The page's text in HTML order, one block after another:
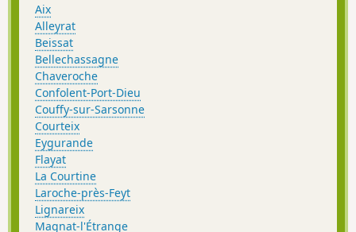
Aix
Alleyrat
Beissat
Bellechassagne
Chaveroche
Confolent-Port-Dieu
Couffy-sur-Sarsonne
Courteix
Eygurande
Flayat
La Courtine
Laroche-près-Feyt
Lignareix
Magnat-l'Étrange